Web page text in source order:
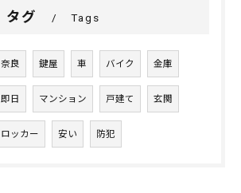
タグ Tags
奈良 鍵屋 車 バイク 金庫
即日 マンション 戸建て 玄関
ロッカー 安い 防犯